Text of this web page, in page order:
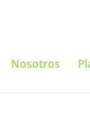
Nosotros